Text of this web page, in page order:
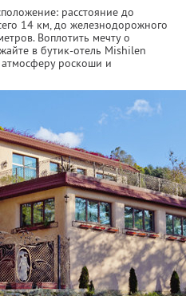
расстояние до
14 км, до железнодорожного
Воплотить мечту о
в бутик-отель Mishilen
роскоши и